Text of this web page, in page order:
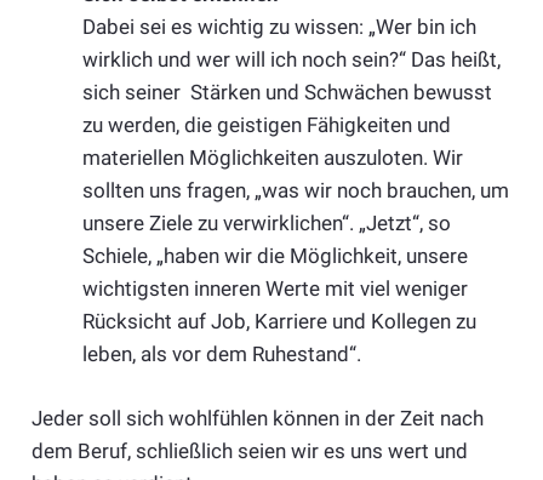
Dabei sei es wichtig zu wissen: „Wer bin ich
wirklich und wer will ich noch sein?“ Das heißt,
sich seiner Stärken und Schwächen bewusst
zu werden, die geistigen Fähigkeiten und
materiellen Möglichkeiten auszuloten. Wir
sollten uns fragen, „was wir noch brauchen, um
unsere Ziele zu verwirklichen“. „Jetzt“, so
Schiele, „haben wir die Möglichkeit, unsere
wichtigsten inneren Werte mit viel weniger
Rücksicht auf Job, Karriere und Kollegen zu
leben, als vor dem Ruhestand“.
Jeder soll sich wohlfühlen können in der Zeit nach
dem Beruf, schließlich seien wir es uns wert und